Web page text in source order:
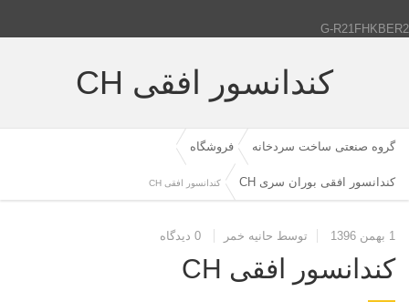
G-R21FHKBER2
کندانسور افقی CH
گروه صنعتی ساخت سردخانه فروشگاه
کندانسور افقی بوران سری CH کندانسور افقی CH
1 بهمن 1396 توسط حانیه خمر 0 دیدگاه
کندانسور افقی CH